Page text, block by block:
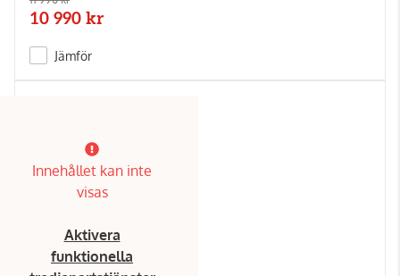
10 990 kr
Jämför
Innehållet kan inte
visas
Aktivera
funktionella